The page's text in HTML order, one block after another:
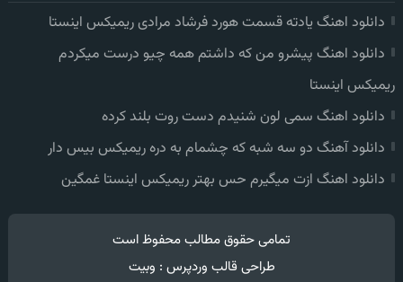
دانلود اهنگ یادته قسمت هورد فرشاد مرادی ریمیکس اینستا
دانلود اهنگ پیشرو من که داشتم همه چیو درست میکردم
ریمیکس اینستا
دانلود اهنگ سمی لون شنیدم دست روت بلند کرده
دانلود آهنگ دو سه شبه که چشمام به دره ریمیکس بیس دار
دانلود اهنگ ازت میگیرم حس بهتر ریمیکس اینستا غمگین
تمامی حقوق مطالب محفوظ است
طراحی قالب وردپرس : وبیت